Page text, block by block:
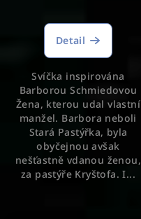
hodnocení
produktu
z
5
hvězdiček.
Detail
Svíčka inspirována
Barborou Schmiedovou
Žena, kterou udal vlastní
manžel. Barbora neboli
Stará Pastýřka, byla
obyčejnou avšak
nešťastně vdanou ženou,
za pastýře Kryštofa. I...